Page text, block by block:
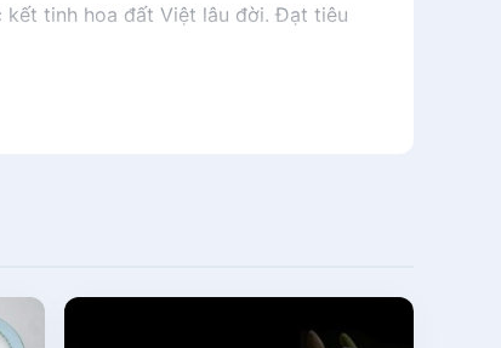
kết tinh hoa đất Việt lâu đời. Đạt tiêu